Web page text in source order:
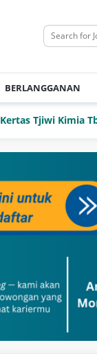
BERLANGGANAN
Tjiwi Kimia Tbk